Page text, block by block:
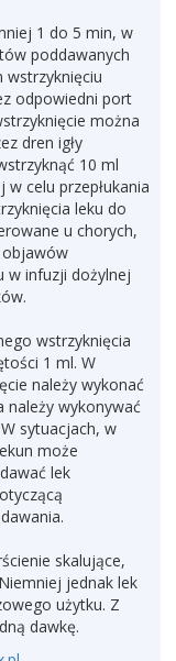
1 do 5 min, w
poddawanych
wstrzyknięciu
odpowiedni port
można
dren igły
10 ml
celu przepłukania
leku do
u chorych,
objawów
w infuzji dożylnej
wstrzyknięcia
1 ml. W
należy wykonać
należy wykonywać
sytuacjach, w
może
lek
skalujące,
jednak lek
użytku. Z
dawkę.